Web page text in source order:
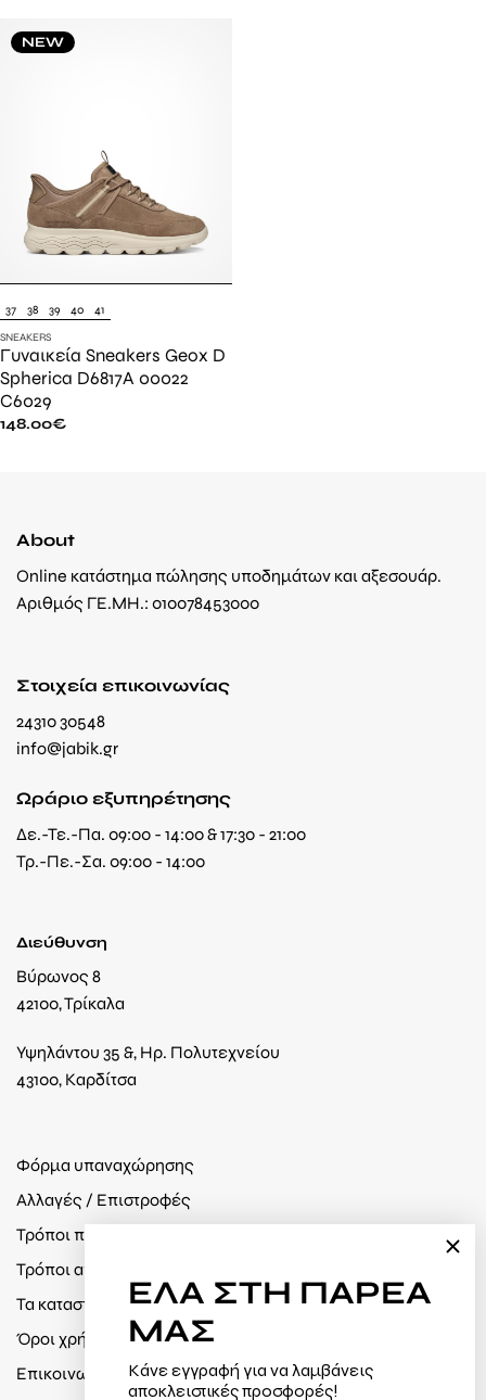
NEW
37 38 39 40 41
SNEAKERS
Γυναικεία Sneakers Geox D
Spherica D6817A 00022
C6029
148.00€
About
Online κατάστημα πώλησης υποδημάτων και αξεσουάρ.
Αριθμός ΓΕ.ΜΗ.: 010078453000
Στοιχεία επικοινωνίας
24310 30548
info@jabik.gr
Ωράριο εξυπηρέτησης
Δε.-Τε.-Πα. 09:00 - 14:00 & 17:30 - 21:00
Τρ.-Πε.-Σα. 09:00 - 14:00
Διεύθυνση
Βύρωνος 8
42100, Τρίκαλα
Υψηλάντου 35 &, Ηρ. Πολυτεχνείου
43100, Καρδίτσα
Φόρμα υπαναχώρησης
Αλλαγές / Επιστροφές
Τρόποι πληρωμής
Τρόποι αποστολής
Τα καταστήματά μας
Όροι χρήσης / Πολιτική απορρήτου
Επικοινωνία
ΕΛΑ ΣΤΗ ΠΑΡΕΑ
ΜΑΣ
Κάνε εγγραφή για να λαμβάνεις
αποκλειστικές προσφορές!